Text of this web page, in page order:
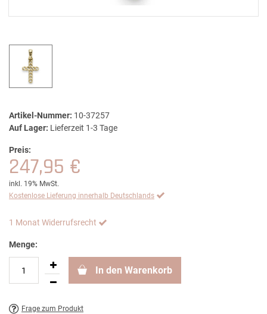
Artikel-Nummer: 10-37257
Auf Lager: Lieferzeit 1-3 Tage
Preis:
247,95 €
inkl. 19% MwSt.
Kostenlose Lieferung innerhalb Deutschlands
1 Monat Widerrufsrecht
Menge:
In den Warenkorb
Frage zum Produkt